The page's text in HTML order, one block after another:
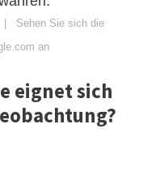
| Sehen Sie sich die
an
eignet sich